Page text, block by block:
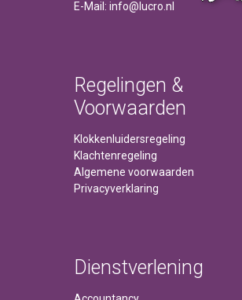
E-Mail: info@lucro.nl
Regelingen &
Voorwaarden
Klokkenluidersregeling
Klachtenregeling
Algemene voorwaarden
Privacyverklaring
Dienstverlening